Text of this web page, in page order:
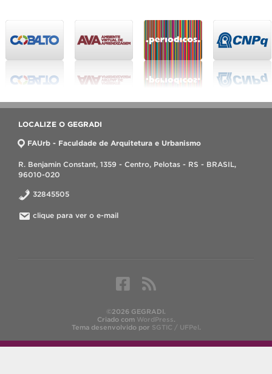
LOCALIZE O GEGRADI
FAUrb - Faculdade de Arquitetura e Urbanismo
R. Benjamin Constant, 1359 - Centro, Pelotas - RS - BRASIL,
96010-020
32845505
clique para ver o e-mail
©2026 GEGRADI.
Criado com WordPress.
Tema desenvolvido por SGTIC / UFPel.